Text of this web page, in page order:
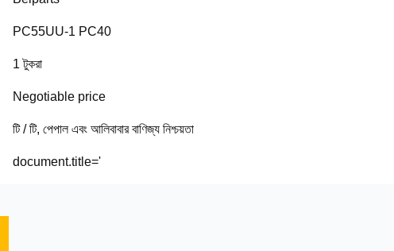
PC55UU-1 PC40
1 টুকরা
Negotiable price
টি / টি, পেপাল এবং আলিবাবার বাণিজ্য নিশ্চয়তা
document.title='